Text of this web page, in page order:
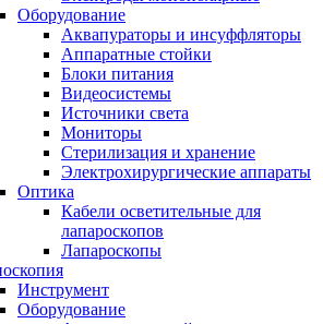
Оборудование
Аквапураторы и инсуффляторы
Аппаратные стойки
Блоки питания
Видеосистемы
Источники света
Мониторы
Стерилизация и хранение
Электрохирургические аппараты
Оптика
Кабели осветительные для
лапароскопов
Лапароскопы
Инструмент
Оборудование